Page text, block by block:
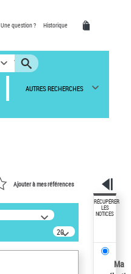
Une question ? Historique
AUTRES RECHERCHES
Ajouter à mes références
20
résultats/page
RÉCUPÉRER
LES
NOTICES
Ma